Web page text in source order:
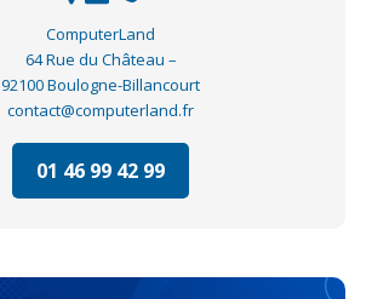
ComputerLand
64 Rue du Château –
92100 Boulogne-Billancourt
contact@computerland.fr
01 46 99 42 99